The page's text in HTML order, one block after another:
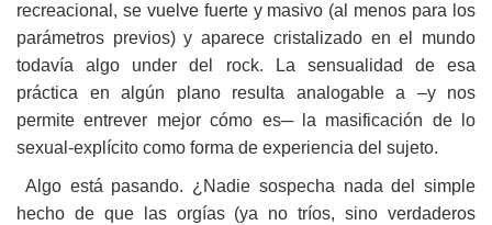
recreacional, se vuelve fuerte y masivo (al menos para los
parámetros previos) y aparece cristalizado en el mundo
todavía algo under del rock. La sensualidad de esa
práctica en algún plano resulta analogable a –y nos
permite entrever mejor cómo es─ la masificación de lo
sexual-explícito como forma de experiencia del sujeto.
Algo está pasando. ¿Nadie sospecha nada del simple
hecho de que las orgías (ya no tríos, sino verdaderos